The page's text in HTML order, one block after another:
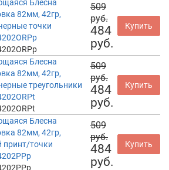
Блесна
82мм, 42гр,
точки
509
руб.
484
руб.
Купить
Блесна
82мм, 42гр,
треугольники
509
руб.
484
руб.
Купить
Блесна
82мм, 42гр,
принт/точки
509
руб.
484
руб.
Купить